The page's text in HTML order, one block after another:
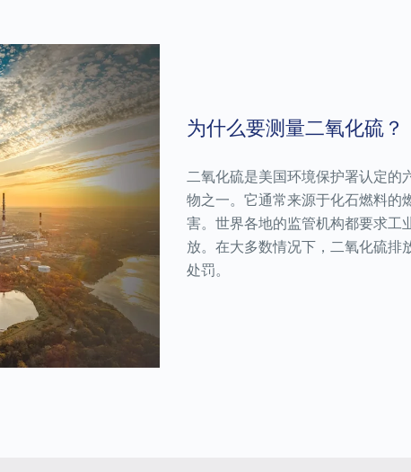
为什么要测量二氧化硫？
二氧化硫是美国环境保护署认定的
物之一。它通常来源于化石燃料的
害。世界各地的监管机构都要求工
放。在大多数情况下，二氧化硫排
处罚。